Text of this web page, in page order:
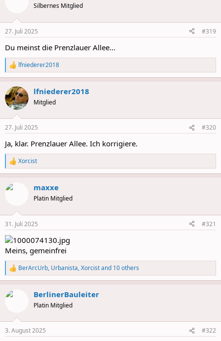
s
Silbernes Mitglied
27. Juli 2025 #319
Du meinst die Prenzlauer Allee...
R
e
a
c
t
i
n
s
lfniederer2018
lfniederer2018
Mitglied
27. Juli 2025 #320
Ja, klar. Prenzlauer Allee. Ich korrigiere.
R
e
a
c
s
:
Xorcist
maxxe
Platin Mitglied
31. Juli 2025 #321
Meins, gemeinfrei
R
e
a
c
s
BerArcUrb, Urbanista,Xorcistand 10 others
BerlinerBauleiter
Platin Mitglied
3. August 2025 #322